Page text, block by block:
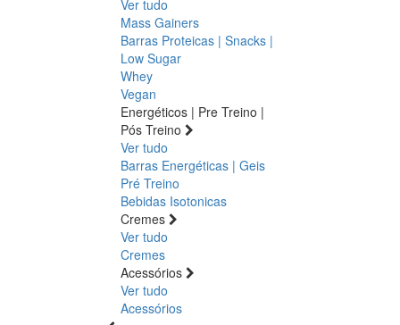
Ver tudo
Mass Gainers
Barras Proteicas | Snacks |
Low Sugar
Whey
Vegan
Energéticos | Pre Treino |
Pós Treino
Ver tudo
Barras Energéticas | Geis
Pré Treino
Bebidas Isotonicas
Cremes
Ver tudo
Cremes
Acessórios
Ver tudo
Acessórios